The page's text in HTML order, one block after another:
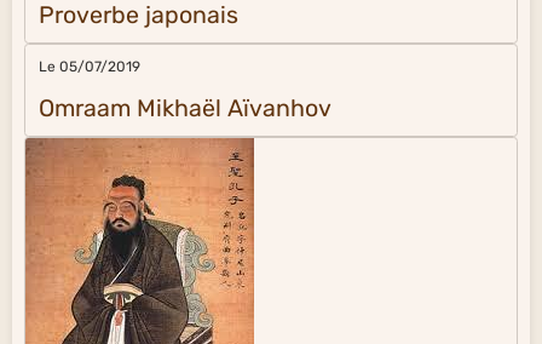
Proverbe japonais
Le 05/07/2019
Omraam Mikhaël Aïvanhov